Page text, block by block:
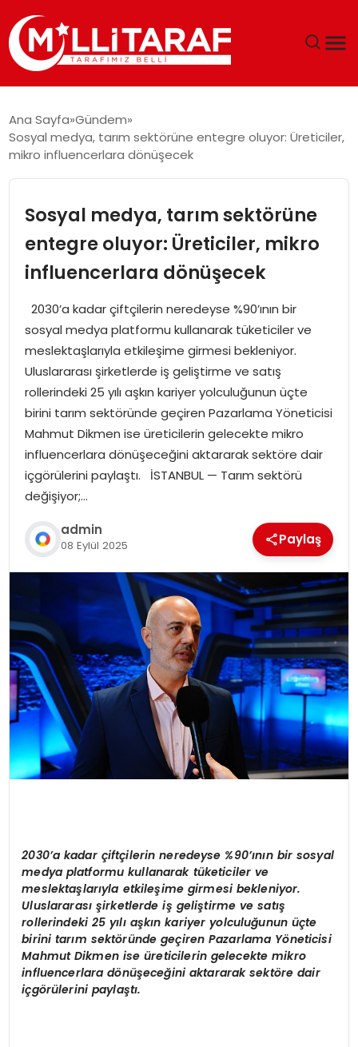
ÖZEL SAYFALAR
EKONOMI
SPOR
SIYASET
MAGAZIN
Ana Sayfa Gündem
Sosyal medya, tarım sektörüne entegre oluyor: Üreticiler,
mikro influencerlara dönüşecek
Sosyal medya, tarım sektörüne
entegre oluyor: Üreticiler, mikro
influencerlara dönüşecek
2030’a kadar çiftçilerin neredeyse %90’ının bir
sosyal medya platformu kullanarak tüketiciler ve
meslektaşlarıyla etkileşime girmesi bekleniyor.
Uluslararası şirketlerde iş geliştirme ve satış
rollerindeki 25 yılı aşkın kariyer yolculuğunun üçte
birini tarım sektöründe geçiren Pazarlama Yöneticisi
Mahmut Dikmen ise üreticilerin gelecekte mikro
influencerlara dönüşeceğini aktararak sektöre dair
içgörülerini paylaştı. İSTANBUL — Tarım sektörü
değişiyor;…
admin
08 Eylül 2025 Paylaş
2030’a kadar çiftçilerin neredeyse %90’ının bir sosyal
medya platformu kullanarak tüketiciler ve
meslektaşlarıyla etkileşime girmesi bekleniyor.
Uluslararası şirketlerde iş geliştirme ve satış
rollerindeki 25 yılı aşkın kariyer yolculuğunun üçte
birini tarım sektöründe geçiren Pazarlama Yöneticisi
Mahmut Dikmen ise üreticilerin gelecektemikro
influencerlara dönüşeceğini aktararak sektöre dair
içgörülerini paylaştı.